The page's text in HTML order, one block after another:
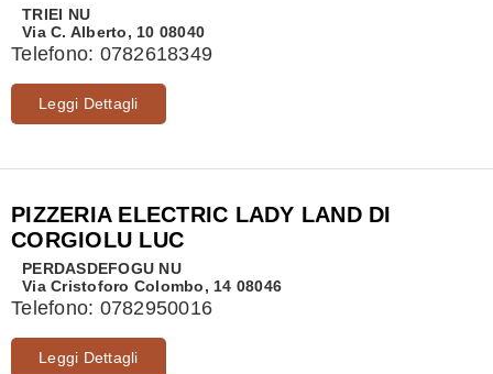
TRIEI
NU
Via C. Alberto, 10 08040
Telefono: 0782618349
Leggi Dettagli
PIZZERIA ELECTRIC LADY LAND DI
CORGIOLU LUC
PERDASDEFOGU NU
Via Cristoforo Colombo, 14 08046
Telefono: 0782950016
Leggi Dettagli